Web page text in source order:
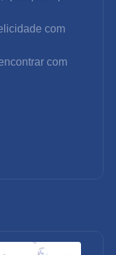
com
com